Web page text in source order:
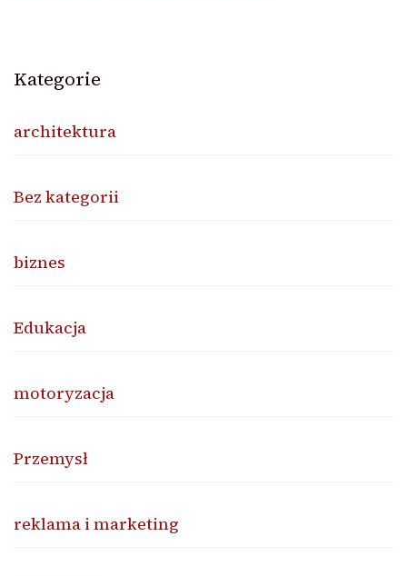
Kategorie
architektura
Bez kategorii
biznes
Edukacja
motoryzacja
Przemysł
reklama i marketing